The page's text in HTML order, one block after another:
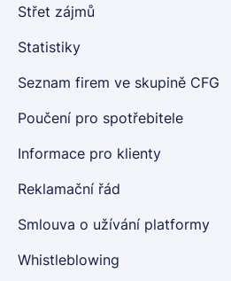
Střet zájmů
Statistiky
Seznam firem ve skupině CFG
Poučení pro spotřebitele
Informace pro klienty
Reklamační řád
Smlouva o užívání platformy
Whistleblowing